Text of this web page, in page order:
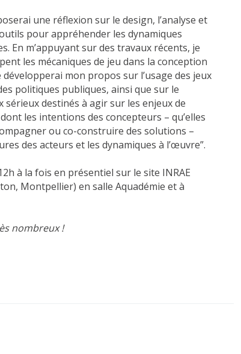
une réflexion sur le design, l’analyse et
pour appréhender les dynamiques
En m’appuyant sur des travaux récents, je
les mécaniques de jeu dans la conception
mon propos sur l’usage des jeux
politiques publiques, ainsi que sur le
destinés à agir sur les enjeux de
les intentions des concepteurs – qu’elles
ou co-construire des solutions –
des acteurs et les dynamiques à l’œuvre”.
à la fois en présentiel sur le site INRAE
Montpellier) en salle Aquadémie et à
nombreux !